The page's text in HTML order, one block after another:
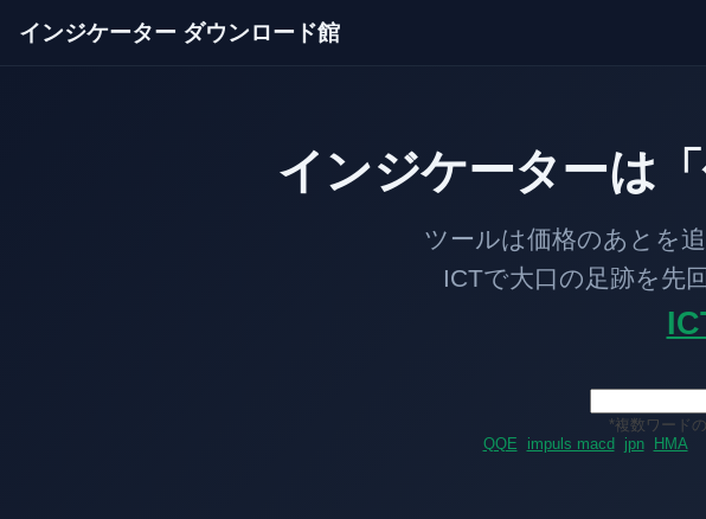
インジケーター ダウンロード館
インジケーターは
ツールは価格のあとを追うだ
ICTで大口の足跡を先回りし
*複数ワード
QQE
impuls macd jpn HMA